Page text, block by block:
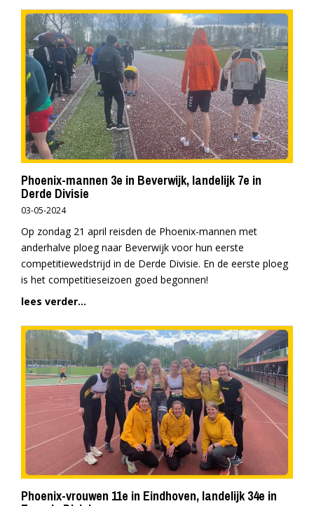
Phoenix-mannen 3e in Beverwijk, landelijk 7e in
Derde Divisie
03-05-2024
Op zondag 21 april reisden de Phoenix-mannen met
anderhalve ploeg naar Beverwijk voor hun eerste
competitiewedstrijd in de Derde Divisie. En de eerste ploeg
is het competitieseizoen goed begonnen!
lees verder...
Phoenix-vrouwen 11e in Eindhoven, landelijk 34e in